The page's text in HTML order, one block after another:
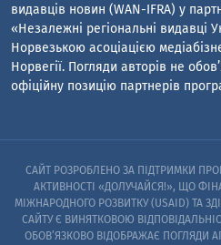
видавців новин (WAN-IFRA) у
«Незалежні регіональні видавці
Норвезькою асоціацією
Норвегії. Погляди авторів не
офіційну позицію партнерів
САЙТ РОЗРОБЛЕНО ЗА ПІДТРИМКИ
АКТИВНОСТІ «ДОЛУЧАЙСЯ!», ЩО
МІЖНАРОДНОГО РОЗВИТКУ (USAID) ТА
САЙТУ Є ВИНЯТКОВОЮ
ОБОВ’ЯЗКОВО ВІДОБРАЖАЄ ПОГЛЯДИ